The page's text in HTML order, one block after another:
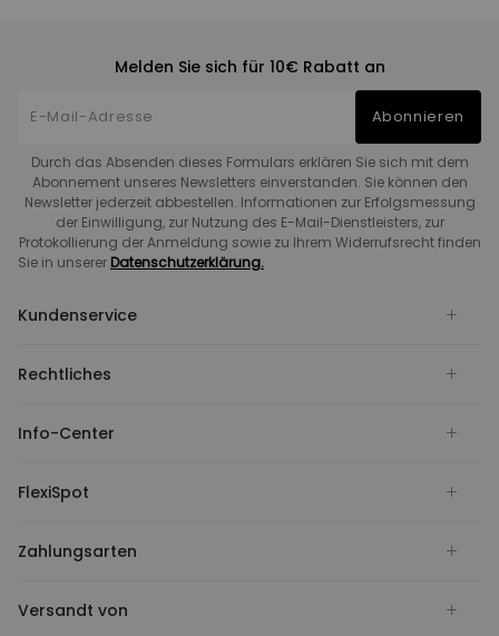
Melden Sie sich für 10€ Rabatt an
Abonnieren
Durch das Absenden dieses Formulars erklären Sie sich mit dem
Abonnement unseres Newsletters einverstanden. Sie können den
Newsletter jederzeit abbestellen. Informationen zur Erfolgsmessung
der Einwilligung, zur Nutzung des E-Mail-Dienstleisters, zur
Protokollierung der Anmeldung sowie zu Ihrem Widerrufsrecht finden
Sie in unserer Datenschutzerklärung.
Kundenservice
Rechtliches
Info-Center
FlexiSpot
Zahlungsarten
Versandt von